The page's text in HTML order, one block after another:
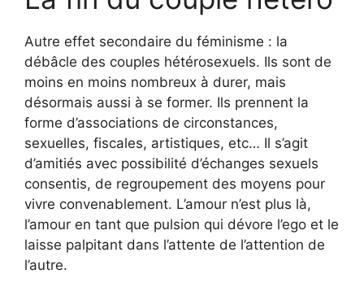
Autre effet secondaire du féminisme : la
débâcle des couples hétérosexuels. Ils sont de
moins en moins nombreux à durer, mais
désormais aussi à se former. Ils prennent la
forme d’associations de circonstances,
sexuelles, fiscales, artistiques, etc… Il s’agit
d’amitiés avec possibilité d’échanges sexuels
consentis, de regroupement des moyens pour
vivre convenablement. L’amour n’est plus là,
l’amour en tant que pulsion qui dévore l’ego et le
laisse palpitant dans l’attente de l’attention de
l’autre.